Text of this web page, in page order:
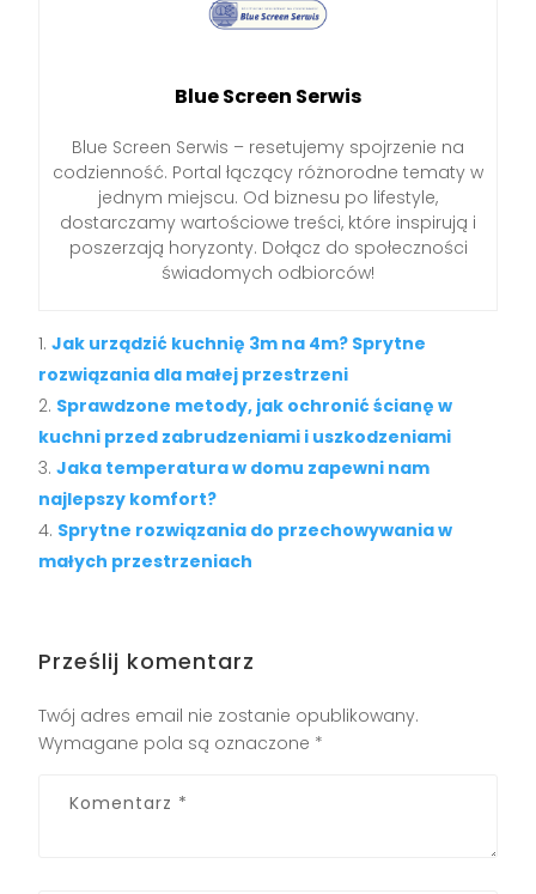
Blue Screen Serwis
Blue Screen Serwis – resetujemy spojrzenie na
codzienność. Portal łączący różnorodne tematy w
jednym miejscu. Od biznesu po lifestyle,
dostarczamy wartościowe treści, które inspirują i
poszerzają horyzonty. Dołącz do społeczności
świadomych odbiorców!
Jak urządzić kuchnię 3m na 4m? Sprytne
rozwiązania dla małej przestrzeni
Sprawdzone metody, jak ochronić ścianę w
kuchni przed zabrudzeniami i uszkodzeniami
Jaka temperatura w domu zapewni nam
najlepszy komfort?
Sprytne rozwiązania do przechowywania w
małych przestrzeniach
Prześlij komentarz
Twój adres email nie zostanie opublikowany.
Wymagane pola są oznaczone *